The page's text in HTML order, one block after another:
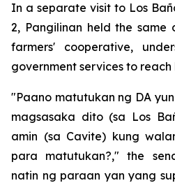
In a separate visit to Los
2, Pangilinan held the same
farmers' cooperative,
government services to reach
"Paano matutukan ng DA
magsasaka dito (sa Los
amin (sa Cavite) kung
para matutukan?," the
natin ng paraan yan yang